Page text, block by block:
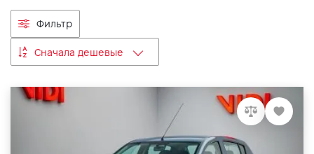
Фильтр
Сначала дешевые
Контакты
акціями, послугами та новинками